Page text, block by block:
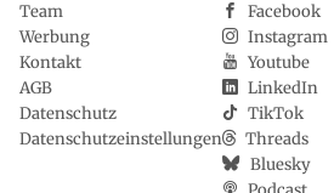
Team
Werbung
Kontakt
AGB
Datenschutz
Datenschutzeinstellungen
Facebook
Instagram
Youtube
LinkedIn
TikTok
Threads
Bluesky